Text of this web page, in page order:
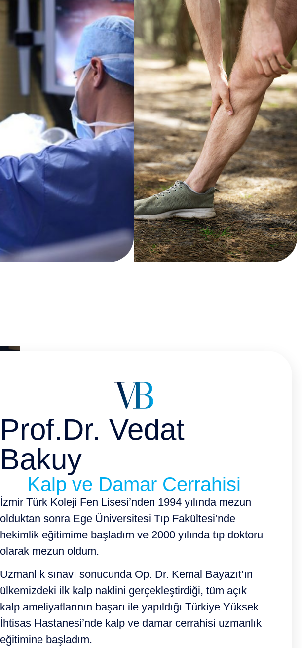
Prof.Dr. Vedat
Bakuy
Kalp ve Damar Cerrahisi
İzmir Türk Koleji Fen Lisesi’nden 1994 yılında mezun
olduktan sonra Ege Üniversitesi Tıp Fakültesi’nde
hekimlik eğitimime başladım ve 2000 yılında tıp doktoru
olarak mezun oldum.
Uzmanlık sınavı sonucunda Op. Dr. Kemal Bayazıt’ın
ülkemizdeki ilk kalp naklini gerçekleştirdiği, tüm açık
kalp ameliyatlarının başarı ile yapıldığı Türkiye Yüksek
İhtisas Hastanesi’nde kalp ve damar cerrahisi uzmanlık
eğitimine başladım.